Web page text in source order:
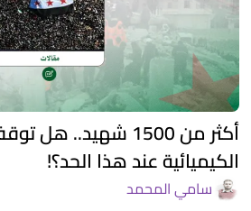
أكثر من 1500 شهيد..
الكيميائية عند هذا الحد؟!
سامي المحمد